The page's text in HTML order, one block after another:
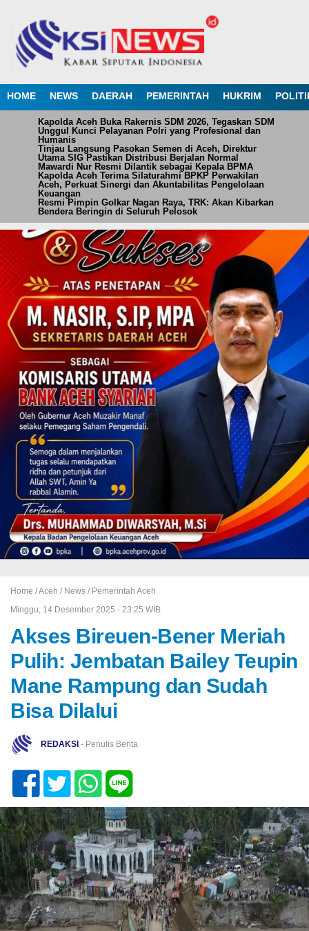
HOME NEWS DAERAH PEMERINTAH HUKRIM
Kapolda Aceh Buka Rakernis SDM 2026, Tegaskan SDM
Unggul Kunci Pelayanan Polri yang Profesional dan
Humanis
Tinjau Langsung Pasokan Semen di Aceh, Direktur
Utama SIG Pastikan Distribusi Berjalan Normal
Mawardi Nur Resmi Dilantik sebagai Kepala BPMA
Kapolda Aceh Terima Silaturahmi BPKP Perwakilan
Aceh, Perkuat Sinergi dan Akuntabilitas Pengelolaan
Keuangan
Resmi Pimpin Golkar Nagan Raya, TRK: Akan Kibarkan
Bendera Beringin di Seluruh Pelosok
Home /Aceh / News / Pemerintah Aceh
Minggu, 14 Desember 2025 - 23:25 WIB
Akses Bireuen-Bener Meriah
Pulih: Jembatan Bailey Teupin
Mane Rampung dan Sudah
Bisa Dilalui
REDAKSI - Penulis Berita